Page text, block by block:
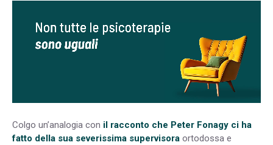
Colgo un’analogia con il racconto che Peter Fonagy ci ha
fatto della sua severissima supervisora ortodossa e